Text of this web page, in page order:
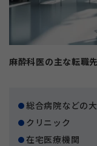
麻酔科医の主な転職先
総合病院などの
クリニック
在宅医療機関